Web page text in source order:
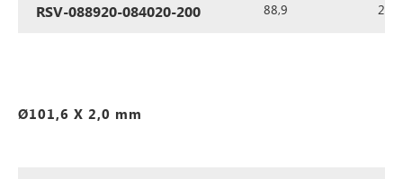
RSV-088920-084020-200 88,9 2,0
Ø101,6 X 2,0 mm